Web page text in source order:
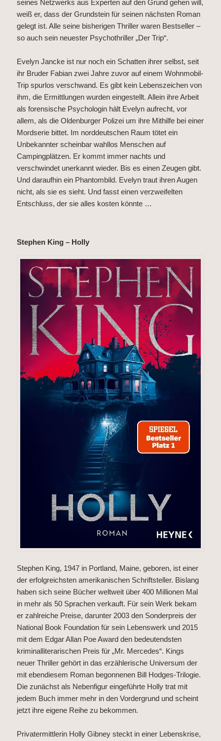
seines Netzwerks aus Experten auf den Grund gehen will,
weiß er, dass der Grundstein für seinen nächsten Roman
gelegt ist. Alle seine bisherigen Thriller waren Bestseller –
so auch sein neuester Psychothriller „Der Trip“.
Evelyn Jancke ist nur noch ein Schatten ihrer selbst, seit
ihr Bruder Fabian zwei Jahre zuvor auf einem Wohnmobil-
Trip spurlos verschwand. Es gibt kein Lebenszeichen von
ihm, die Ermittlungen wurden eingestellt. Allein ihre Arbeit
als forensische Psychologin hält Evelyn aufrecht, vor
allem, als die Oldenburger Polizei um ihre Mithilfe bei einer
Mordserie bittet. Im norddeutschen Raum tötet ein
Unbekannter scheinbar wahllos Menschen auf
Campingplätzen. Er kommt immer nachts und
verschwindet unerkannt wieder. Bis es einen Zeugen gibt.
Und daraufhin ein Phantombild. Evelyn traut ihren Augen
nicht, als sie es sieht. Und fasst einen verzweifelten
Entschluss, der sie alles kosten könnte …
Stephen King – Holly
Stephen King, 1947 in Portland, Maine, geboren, ist einer
der erfolgreichsten amerikanischen Schriftsteller. Bislang
haben sich seine Bücher weltweit über 400 Millionen Mal
in mehr als 50 Sprachen verkauft. Für sein Werk bekam
er zahlreiche Preise, darunter 2003 den Sonderpreis der
National Book Foundation für sein Lebenswerk und 2015
mit dem Edgar Allan Poe Award den bedeutendsten
kriminalliterarischen Preis für „Mr. Mercedes“. Kings
neuer Thriller gehört in das erzählerische Universum der
mit ebendiesem Roman begonnenen Bill Hodges-Trilogie.
Die zunächst als Nebenfigur eingeführte Holly trat mit
jedem Buch immer mehr in den Vordergrund und scheint
jetzt ihre eigene Reihe zu bekommen.
Privatermittlerin Holly Gibney steckt in einer Lebenskrise,